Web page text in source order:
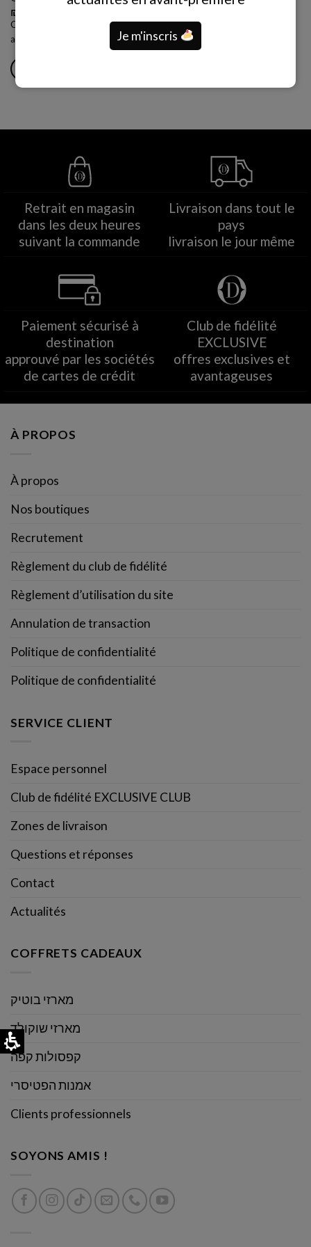
produit
₪
Crème bavaroise framboise en couches de génoise (biscuit chocolat)
aux amandes avec crème riche sans produits laitiers
Retrait en magasin
dans les deux heures
suivant la commande
Livraison dans tout le
pays
livraison le jour même
Paiement sécurisé à
destination
approuvé par les sociétés
de cartes de crédit
Club de fidélité
EXCLUSIVE
offres exclusives et
avantageuses
À PROPOS
À propos
Nos boutiques
Recrutement
Règlement du club de fidélité
Règlement d’utilisation du site
Annulation de transaction
Politique de confidentialité
Politique de confidentialité
SERVICE CLIENT
Espace personnel
Club de fidélité EXCLUSIVE CLUB
Zones de livraison
Questions et réponses
Contact
Actualités
COFFRETS CADEAUX
מארזי בוטיק
מארזי שוקולד
קפסולות קפה
אמנות הפטיסרי
Clients professionnels
SOYONS AMIS !
Je m'inscris